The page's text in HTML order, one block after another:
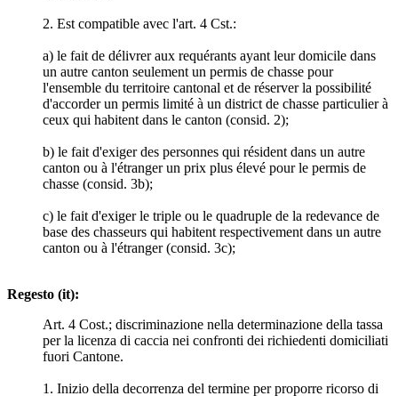
2. Est compatible avec l'art. 4 Cst.:
a) le fait de délivrer aux requérants ayant leur domicile dans
un autre canton seulement un permis de chasse pour
l'ensemble du territoire cantonal et de réserver la possibilité
d'accorder un permis limité à un district de chasse particulier à
ceux qui habitent dans le canton (consid. 2);
b) le fait d'exiger des personnes qui résident dans un autre
canton ou à l'étranger un prix plus élevé pour le permis de
chasse (consid. 3b);
c) le fait d'exiger le triple ou le quadruple de la redevance de
base des chasseurs qui habitent respectivement dans un autre
canton ou à l'étranger (consid. 3c);
Regesto (it):
Art. 4 Cost.; discriminazione nella determinazione della tassa
per la licenza di caccia nei confronti dei richiedenti domiciliati
fuori Cantone.
1. Inizio della decorrenza del termine per proporre ricorso di